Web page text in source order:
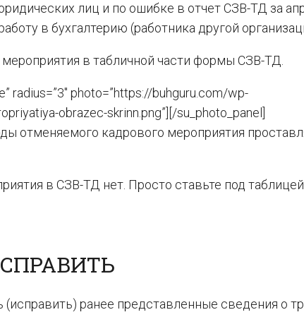
лиц и по ошибке в отчет СЗВ-ТД за
в бухгалтерию (работника другой
в табличной части формы СЗВ-ТД.
radius=”3″ photo=”https://buhguru.com/wp-
obrazec-skrinn.png”][/su_photo_panel]
отменяемого кадрового мероприятия
в СЗВ-ТД нет. Просто ставьте под
ранее представленные сведения о